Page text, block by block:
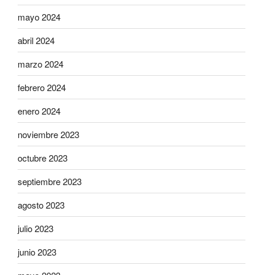
mayo 2024
abril 2024
marzo 2024
febrero 2024
enero 2024
noviembre 2023
octubre 2023
septiembre 2023
agosto 2023
julio 2023
junio 2023